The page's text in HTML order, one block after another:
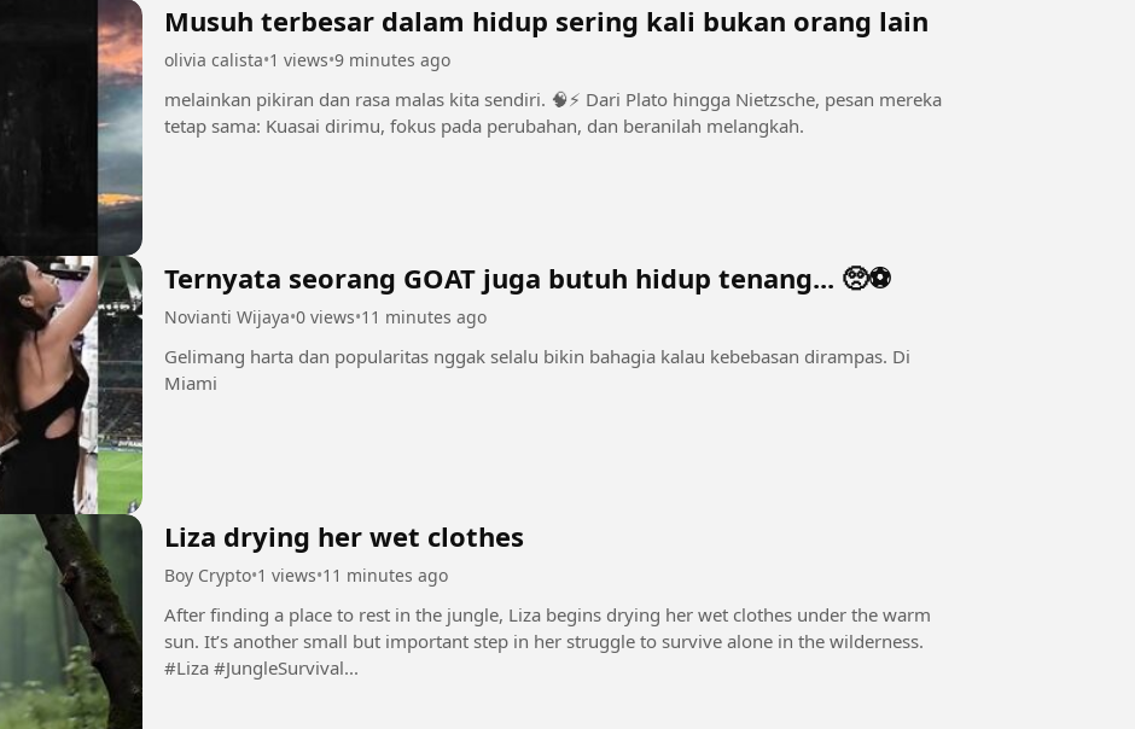
Musuh terbesar dalam hidup sering kali bukan orang lain
olivia calista•1 views•9 minutes ago
melainkan pikiran dan rasa malas kita sendiri. 🧠⚡ Dari Plato hingga Nietzsche, pesan mereka
tetap sama: Kuasai dirimu, fokus pada perubahan, dan beranilah melangkah.
Ternyata seorang GOAT juga butuh hidup tenang... 🥺⚽
Novianti Wijaya•0 views•11 minutes ago
Gelimang harta dan popularitas nggak selalu bikin bahagia kalau kebebasan dirampas. Di
Miami
Liza drying her wet clothes
Boy Crypto•1 views•11 minutes ago
After finding a place to rest in the jungle, Liza begins drying her wet clothes under the warm
sun. It’s another small but important step in her struggle to survive alone in the wilderness.
#Liza #JungleSurvival...